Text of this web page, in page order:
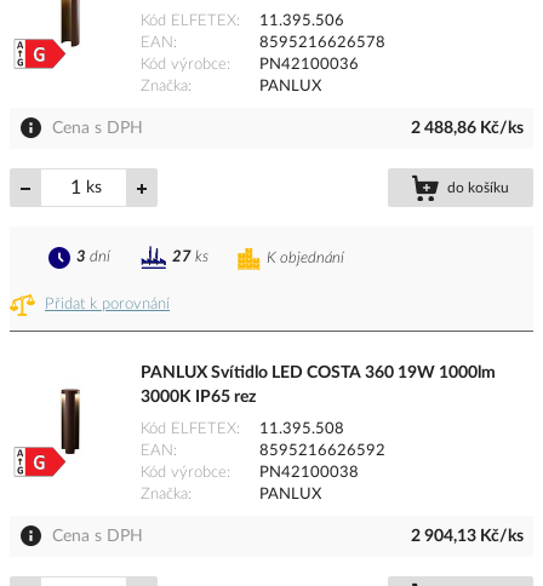
Kód ELFETEX
11.395.506
EAN
8595216626578
Kód výrobce
PN42100036
Značka
PANLUX
Cena s DPH 2 488,86 Kč/ks
ks do košíku
Přidat k porovnání
K objednání
3 dní 27 ks
PANLUX Svítidlo LED COSTA 360 19W 1000lm
3000K IP65 rez
Kód ELFETEX
11.395.508
EAN
8595216626592
Kód výrobce
PN42100038
Značka
PANLUX
Cena s DPH 2 904,13 Kč/ks